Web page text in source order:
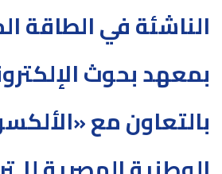
الناشئة في الطاقة
بمعهد بحوث
بالتعاون مع